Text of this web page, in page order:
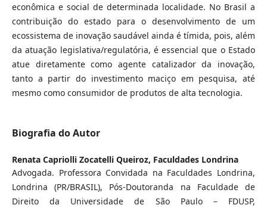
econômica e social de determinada localidade. No Brasil a
contribuição do estado para o desenvolvimento de um
ecossistema de inovação saudável ainda é tímida, pois, além
da atuação legislativa/regulatória, é essencial que o Estado
atue diretamente como agente catalizador da inovação,
tanto a partir do investimento maciço em pesquisa, até
mesmo como consumidor de produtos de alta tecnologia.
Biografia do Autor
Renata Capriolli Zocatelli Queiroz, Faculdades Londrina
Advogada. Professora Convidada na Faculdades Londrina,
Londrina (PR/BRASIL), Pós-Doutoranda na Faculdade de
Direito da Universidade de São Paulo – FDUSP,